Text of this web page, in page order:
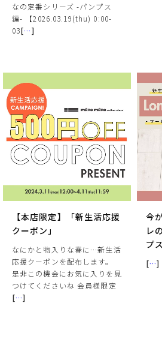
なの定番シリーズ -パンプス
編- 【2026.03.19(thu) 0:00-
03[…]
【本店限定】「新生活応援
クーポン」
なにかと物入りな春に…新生活
応援クーポンを配布します。
是非この機会にお気に入りを見
つけてくださいね 会員様限定
[…]
今
レ
プス
[…]
サイズ
絞り込んで検